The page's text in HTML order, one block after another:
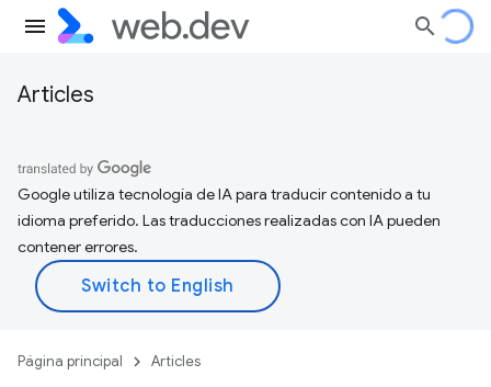
Articles
Google utiliza tecnología de IA para traducir contenido a tu
idioma preferido. Las traducciones realizadas con IA pueden
contener errores.
Página principal Articles